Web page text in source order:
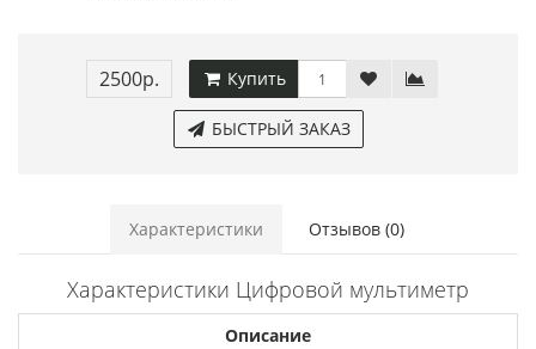
2500р. Купить
БЫСТРЫЙ ЗАКАЗ
Характеристики Отзывов (0)
Характеристики Цифровой мультиметр
Описание